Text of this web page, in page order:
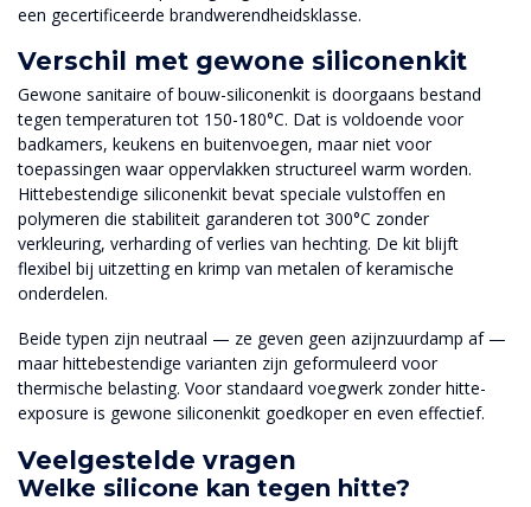
een gecertificeerde brandwerendheidsklasse.
Verschil met gewone siliconenkit
Gewone sanitaire of bouw-siliconenkit is doorgaans bestand
tegen temperaturen tot 150-180°C. Dat is voldoende voor
badkamers, keukens en buitenvoegen, maar niet voor
toepassingen waar oppervlakken structureel warm worden.
Hittebestendige siliconenkit bevat speciale vulstoffen en
polymeren die stabiliteit garanderen tot 300°C zonder
verkleuring, verharding of verlies van hechting. De kit blijft
flexibel bij uitzetting en krimp van metalen of keramische
onderdelen.
Beide typen zijn neutraal — ze geven geen azijnzuurdamp af —
maar hittebestendige varianten zijn geformuleerd voor
thermische belasting. Voor standaard voegwerk zonder hitte-
exposure is gewone siliconenkit goedkoper en even effectief.
Veelgestelde vragen
Welke silicone kan tegen hitte?